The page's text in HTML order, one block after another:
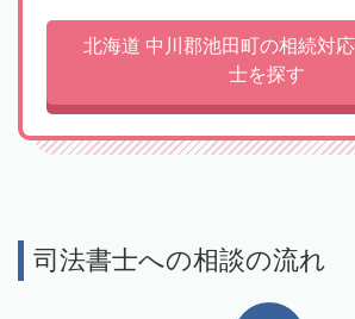
北海道 中川郡池田町の相続対
士を探す
司法書士への相談の流れ